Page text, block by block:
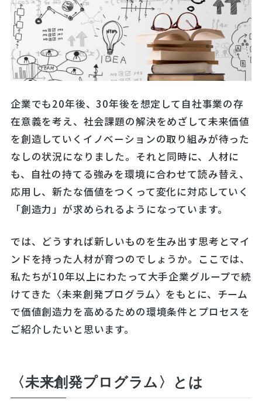
企業でも20年後、30年後を想定して自社事業の存
在意義を考え、社会課題の解決をめざして未来価値
を創造していくイノベーションの取り組みが待った
なしの状況になりました。それと同時に、人材に
も、自社の持てる強みを環境に合わせて読み替え、
応用し、新たな価値をつくって変化に対応していく
「創造力」が求められるようになっています。
では、どうすれば新しいものを生み出す思考とマイ
ンドを持った人材が育つのでしょうか。ここでは、
私たちが10年以上にわたって大手企業グループで続
けてきた〈未来創発プログラム〉をもとに、チーム
で価値創造力を高めるための環境条件とプロセスを
ご紹介したいと思います。
〈未来創発プログラム〉とは